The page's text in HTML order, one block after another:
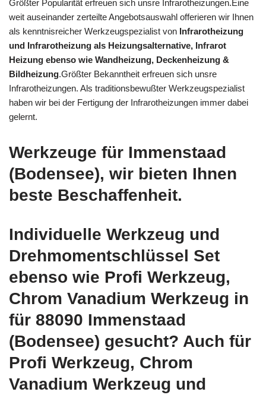
Größter Popularität erfreuen sich unsre Infrarotheizungen.Eine
weit auseinander zerteilte Angebotsauswahl offerieren wir Ihnen
als kenntnisreicher Werkzeugspezialist von Infrarotheizung
und Infrarotheizung als Heizungsalternative, Infrarot
Heizung ebenso wie Wandheizung, Deckenheizung &
Bildheizung.Größter Bekanntheit erfreuen sich unsre
Infrarotheizungen. Als traditionsbewußter Werkzeugspezialist
haben wir bei der Fertigung der Infrarotheizungen immer dabei
gelernt.
Werkzeuge für Immenstaad
(Bodensee), wir bieten Ihnen
beste Beschaffenheit.
Individuelle Werkzeug und
Drehmomentschlüssel Set
ebenso wie Profi Werkzeug,
Chrom Vanadium Werkzeug in
für 88090 Immenstaad
(Bodensee) gesucht? Auch für
Profi Werkzeug, Chrom
Vanadium Werkzeug und